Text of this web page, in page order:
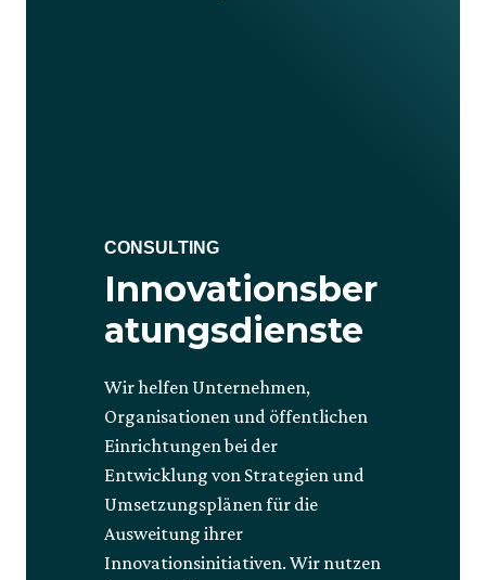
CONSULTING
Innovationsber
atungsdienste
Wir helfen Unternehmen,
Organisationen und öffentlichen
Einrichtungen bei der
Entwicklung von Strategien und
Umsetzungsplänen für die
Ausweitung ihrer
Innovationsinitiativen. Wir nutzen